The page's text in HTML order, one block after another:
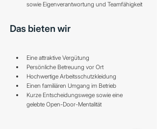
sowie Eigenverantwortung und Teamfähigkeit
Das bieten wir
Eine attraktive Vergütung
Persönliche Betreuung vor Ort
Hochwertige Arbeitsschutzkleidung
Einen familiären Umgang im Betrieb
Kurze Entscheidungswege sowie eine
gelebte Open-Door-Mentalität